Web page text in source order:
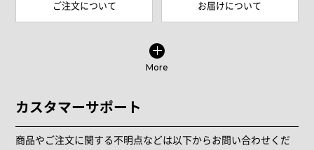
ご注文について お届けについて
More
カスタマーサポート
商品やご注文に関する不明点などは以下からお問い合わせくだ